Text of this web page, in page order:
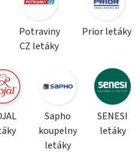
Potraviny
CZ letáky
Prior letáky
Sapho
koupelny
letáky
SENESI
letáky